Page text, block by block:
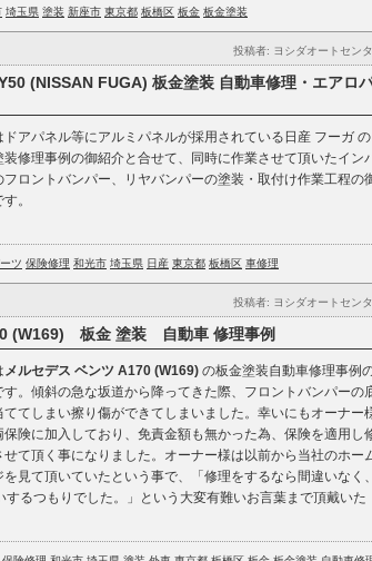
埼玉県 塗装 新座市 東京都 板橋区 板金 板金塗装
投稿者: ヨシダオートセン
(NISSAN FUGA) 板金塗装 自動車修理・エアロ
ドアパネル等にアルミパネルが採用されている日産 フーガ の
装修理事例の御紹介と合せて、同時に作業させて頂いたイン
フロントバンパー、リヤバンパーの塗装・取付け作業工程の
。
ツ 保険修理 和光市 埼玉県 日産 東京都 板橋区 車修理
投稿者: ヨシダオートセン
(W169) 板金 塗装 自動車 修理事例
メルセデス ベンツ A170 (W169) の板金塗装自動車修理事例
す。傾斜の急な坂道から降ってきた際、フロントバンパーの
ててしまい擦り傷ができてしまいました。幸いにもオーナー
保険に加入しており、免責金額も無かった為、保険を適用し
せて頂く事になりました。オーナー様は以前から当社のホー
を見て頂いていたという事で、「修理をするなら間違いなく、
するつもりでした。」という大変有難いお言葉まで頂戴いた